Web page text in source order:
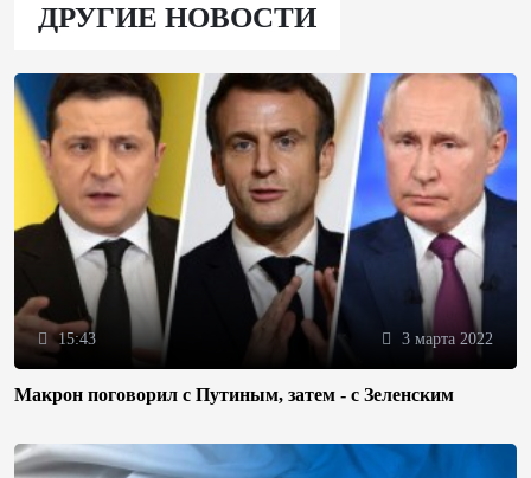
ДРУГИЕ НОВОСТИ
15:43 3 марта 2022
Макрон поговорил с Путиным, затем - с Зеленским